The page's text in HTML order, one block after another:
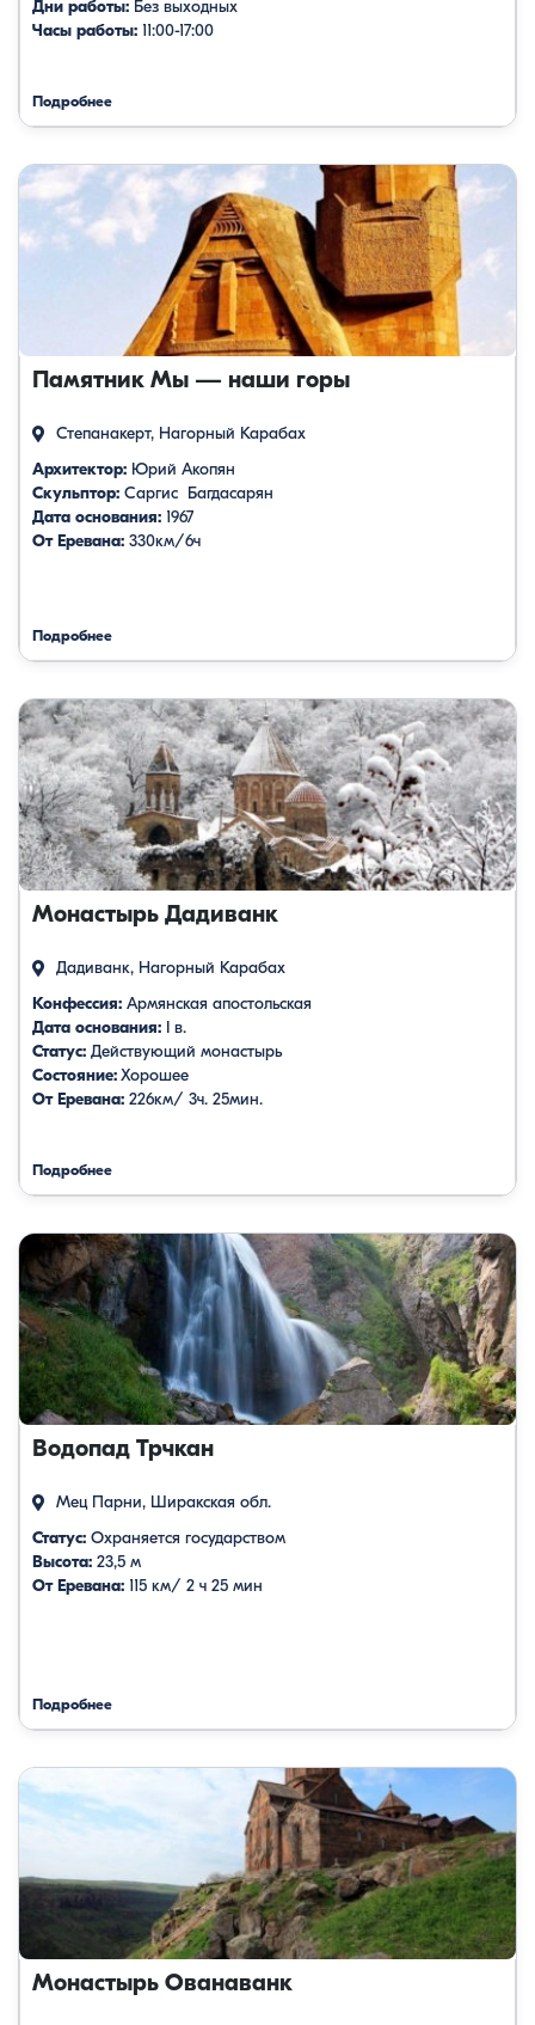
Дни работы: Без выходных
Часы работы: 11:00-17:00
Подробнее
Памятник Мы — наши горы
Степанакерт, Нагорный Карабах
Архитектор: Юрий Акопян
Скульптор: Саргис Багдасарян
Дата основания: 1967
От Еревана: 330км/6ч
Подробнее
Монастырь Дадиванк
Дадиванк, Нагорный Карабах
Конфессия: Армянская апостольская
Дата основания: I в.
Статус: Действующий монастырь
Состояние:Хорошее
От Еревана: 226км/ 3ч. 25мин.
Подробнее
Водопад Трчкан
Мец Парни, Ширакская обл.
Статус: Охраняется государством
Высота: 23,5 м
От Еревана: 115 км/ 2 ч 25 мин
Подробнее
Монастырь Ованаванк